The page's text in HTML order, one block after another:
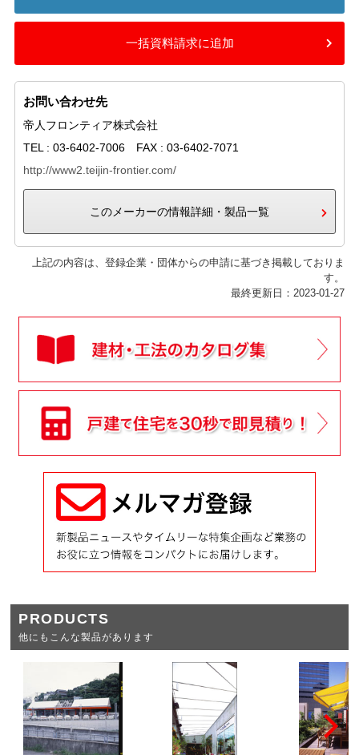
一括資料請求に追加
お問い合わせ先
帝人フロンティア株式会社
TEL : 03-6402-7006 FAX : 03-6402-7071
http://www2.teijin-frontier.com/
このメーカーの情報詳細・製品一覧
上記の内容は、登録企業・団体からの申請に基づき掲載しておりま
す。
最終更新日：2023-01-27
PRODUCTS
他にもこんな製品があります